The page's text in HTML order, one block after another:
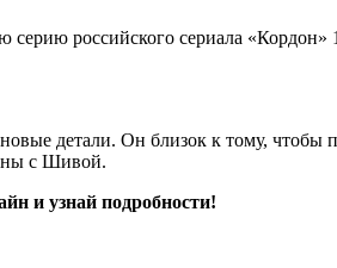
серию российского сериала
детали. Он близок к тому, чтобы
с Шивой.
и узнай подробности!